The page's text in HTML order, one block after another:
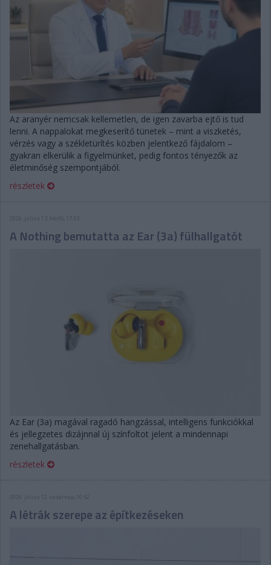
Az aranyér nemcsak kellemetlen, de igen zavarba ejtő is tud
lenni. A nappalokat megkeserítő tünetek – mint a viszketés,
vérzés vagy a székletürítés közben jelentkező fájdalom –
gyakran elkerülik a figyelmünket, pedig fontos tényezők az
életminőség szempontjából.
részletek
2026. július 13. hétfő, 17:53
A Nothing bemutatta az Ear (3a) fülhallgatót
Az Ear (3a) magával ragadó hangzással, intelligens funkciókkal
és jellegzetes dizájnnal új színfoltot jelent a mindennapi
zenehallgatásban.
részletek
A létrák szerepe az építkezéseken